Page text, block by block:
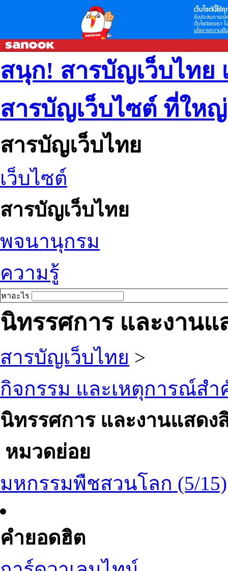
เว็บไซต์นี้ใช้คุ
รับประสบการณ์
เว็บไซต์ของเรา
นโยบายความเป็
สนุก! สารบัญเว็บไทย
สารบัญเว็บไซต์ ที่ให
สารบัญเว็บไทย
เว็บไซต์
สารบัญเว็บไทย
พจนานุกรม
ความรู้
หาอะไร
นิทรรศการ และงาน
สารบัญเว็บไทย >
กิจกรรม และเหตุการณ์ส
นิทรรศการ และงานแสดง
หมวดย่อย
มหกรรมพืชสวนโลก (5/15)
คำยอดฮิต